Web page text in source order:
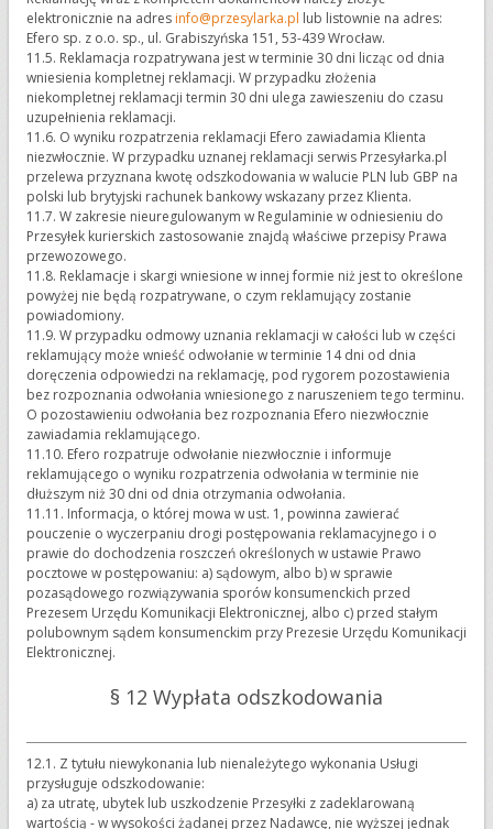
elektronicznie na adres info@przesylarka.pl lub listownie na adres:
Efero sp. z o.o. sp., ul. Grabiszyńska 151, 53-439 Wrocław.
11.5. Reklamacja rozpatrywana jest w terminie 30 dni licząc od dnia
wniesienia kompletnej reklamacji. W przypadku złożenia
niekompletnej reklamacji termin 30 dni ulega zawieszeniu do czasu
uzupełnienia reklamacji.
11.6. O wyniku rozpatrzenia reklamacji Efero zawiadamia Klienta
niezwłocznie. W przypadku uznanej reklamacji serwis Przesyłarka.pl
przelewa przyznana kwotę odszkodowania w walucie PLN lub GBP na
polski lub brytyjski rachunek bankowy wskazany przez Klienta.
11.7. W zakresie nieuregulowanym w Regulaminie w odniesieniu do
Przesyłek kurierskich zastosowanie znajdą właściwe przepisy Prawa
przewozowego.
11.8. Reklamacje i skargi wniesione w innej formie niż jest to określone
powyżej nie będą rozpatrywane, o czym reklamujący zostanie
powiadomiony.
11.9. W przypadku odmowy uznania reklamacji w całości lub w części
reklamujący może wnieść odwołanie w terminie 14 dni od dnia
doręczenia odpowiedzi na reklamację, pod rygorem pozostawienia
bez rozpoznania odwołania wniesionego z naruszeniem tego terminu.
O pozostawieniu odwołania bez rozpoznania Efero niezwłocznie
zawiadamia reklamującego.
11.10. Efero rozpatruje odwołanie niezwłocznie i informuje
reklamującego o wyniku rozpatrzenia odwołania w terminie nie
dłuższym niż 30 dni od dnia otrzymania odwołania.
11.11. Informacja, o której mowa w ust. 1, powinna zawierać
pouczenie o wyczerpaniu drogi postępowania reklamacyjnego i o
prawie do dochodzenia roszczeń określonych w ustawie Prawo
pocztowe w postępowaniu: a) sądowym, albo b) w sprawie
pozasądowego rozwiązywania sporów konsumenckich przed
Prezesem Urzędu Komunikacji Elektronicznej, albo c) przed stałym
polubownym sądem konsumenckim przy Prezesie Urzędu Komunikacji
Elektronicznej.
§ 12 Wypłata odszkodowania
12.1. Z tytułu niewykonania lub nienależytego wykonania Usługi
przysługuje odszkodowanie:
a) za utratę, ubytek lub uszkodzenie Przesyłki z zadeklarowaną
wartością - w wysokości żądanej przez Nadawcę, nie wyższej jednak